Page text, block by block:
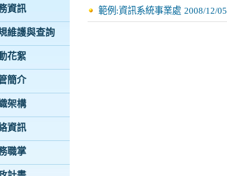
資訊
維護與查詢
花絮
簡介
架構
資訊
職掌
範例:資訊系統事業處 2008/12/05